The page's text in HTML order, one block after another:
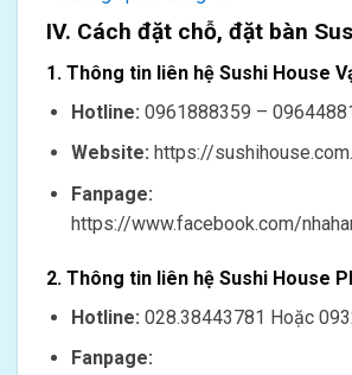
IV. Cách đặt chỗ, đặt bàn
1. Thông tin liên hệ Sushi House
Hotline: 0961888359 –
Website: https://
Fanpage:
https://www.facebook.com/
2. Thông tin liên hệ Sushi House
Hotline: 028.38443781 Hoặc
Fanpage: